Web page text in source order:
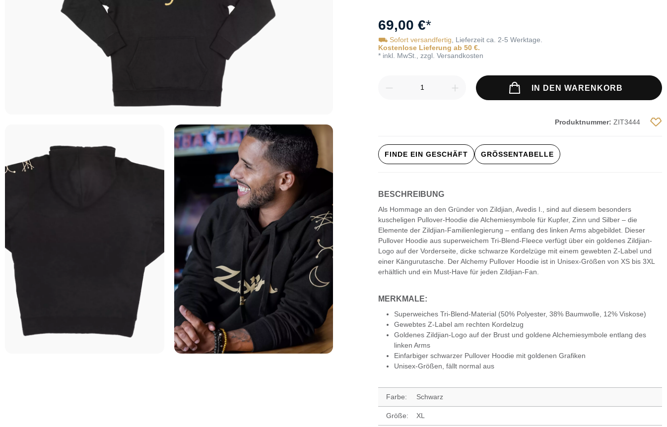
69,00 €*
⛟ Sofort versandfertig , Lieferzeit ca. 2-5 Werktage.
Kostenlose Lieferung ab 50 €.
* inkl. MwSt., zzgl. Versandkosten
Produkt Anzahl: Gib den gewünschten Wert ein
IN DEN WARENKORB
Produktnummer: ZIT3444
FINDE EIN GESCHÄFT GRÖSSENTABELLE
BESCHREIBUNG
Als Hommage an den Gründer von Zildjian, Avedis I., sind auf diesem besonders
kuscheligen Pullover-Hoodie die Alchemiesymbole für Kupfer, Zinn und Silber – die
Elemente der Zildjian-Familienlegierung – entlang des linken Arms abgebildet. Dieser
Pullover Hoodie aus superweichem Tri-Blend-Fleece verfügt über ein goldenes Zildjian-
Logo auf der Vorderseite, dicke schwarze Kordelzüge mit einem gewebten Z-Label und
einer Kängurutasche. Der Alchemy Pullover Hoodie ist in Unisex-Größen von XS bis 3XL
erhältlich und ein Must-Have für jeden Zildjian-Fan.
MERKMALE:
Superweiches Tri-Blend-Material (50% Polyester, 38% Baumwolle, 12% Viskose)
Gewebtes Z-Label am rechten Kordelzug
Goldenes Zildjian-Logo auf der Brust und goldene Alchemiesymbole entlang des
linken Arms
Einfarbiger schwarzer Pullover Hoodie mit goldenen Grafiken
Unisex-Größen, fällt normal aus
Farbe: Schwarz
Größe: XL